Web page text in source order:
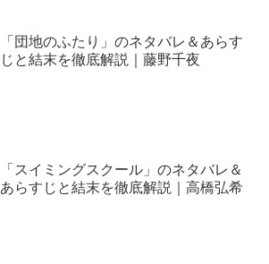
「団地のふたり」のネタバレ＆あらす
じと結末を徹底解説｜藤野千夜
「スイミングスクール」のネタバレ＆
あらすじと結末を徹底解説｜高橋弘希